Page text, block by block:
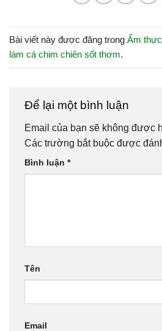
Bài viết này được đăng trong Ẩm thực
làm cá chim chiên sốt thơm.
Để lại một bình luận
Email của bạn sẽ không được
Các trường bắt buộc được
Bình luận *
Tên
Email